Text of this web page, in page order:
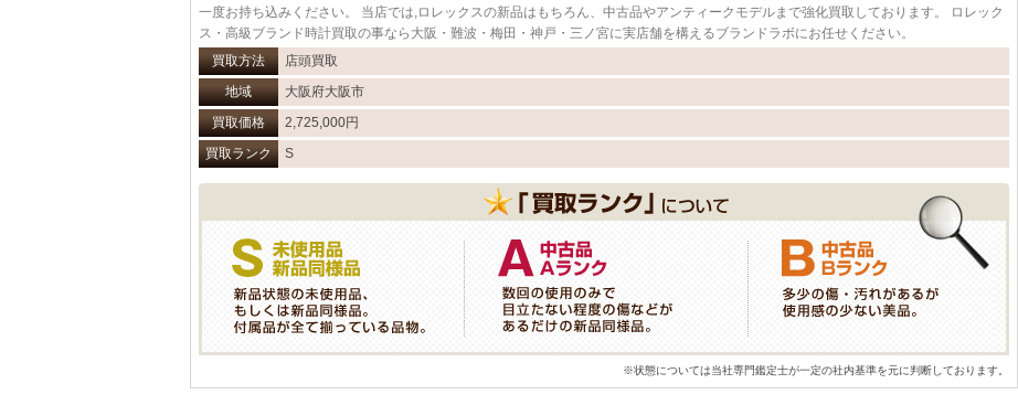
一度お持ち込みください。 当店では,ロレックスの新品はもちろん、中古品やアンティークモデルまで強化買取しております。 ロレック
ス・高級ブランド時計買取の事なら大阪・難波・梅田・神戸・三ノ宮に実店舗を構えるブランドラボにお任せください。
買取方法
店頭買取
地域
大阪府大阪市
買取価格
2,725,000円
買取ランク
S
※状態については当社専門鑑定士が一定の社内基準を元に判断しております。